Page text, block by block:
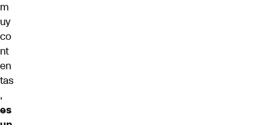
m
uy
co
nt
en
tas
,
es